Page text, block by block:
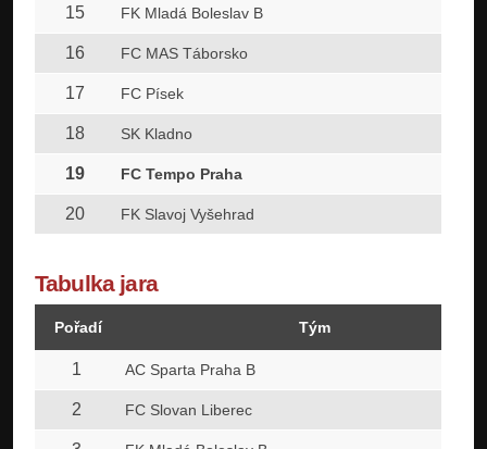
15 FK Mladá Boleslav B
16 FC MAS Táborsko
17 FC Písek
18 SK Kladno
19 FC Tempo Praha
20 FK Slavoj Vyšehrad
Tabulka jara
Pořadí Tým
1 AC Sparta Praha B
2 FC Slovan Liberec